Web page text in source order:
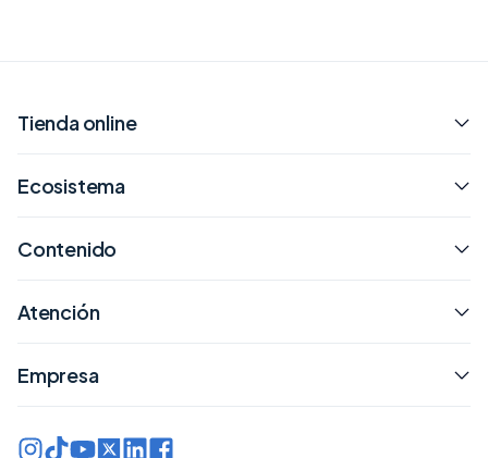
Tienda online
Ecosistema
Contenido
Atención
Empresa